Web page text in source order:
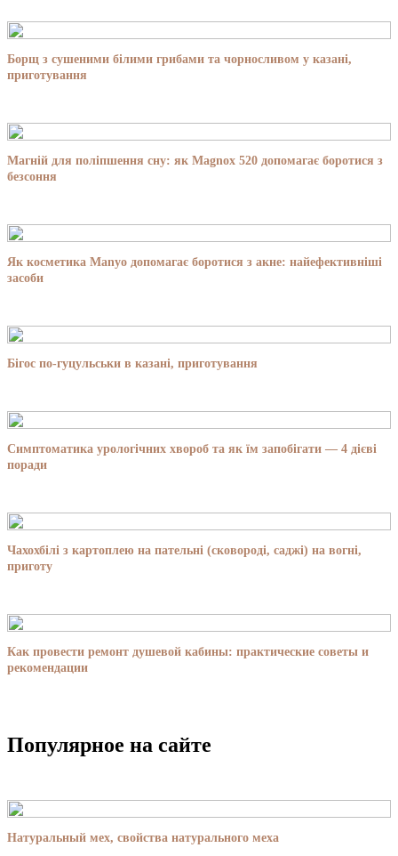
Борщ з сушеними білими грибами та чорносливом у казані,
приготування
Магній для поліпшення сну: як Magnox 520 допомагає боротися з
безсоння
Як косметика Manyo допомагає боротися з акне: найефективніші
засоби
Бігос по-гуцульськи в казані, приготування
Симптоматика урологічних хвороб та як їм запобігати — 4 дієві
поради
Чахохбілі з картоплею на пательні (сковороді, саджі) на вогні,
приготу
Как провести ремонт душевой кабины: практические советы и
рекомендации
Популярное на сайте
Натуральный мех, свойства натурального меха